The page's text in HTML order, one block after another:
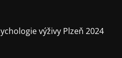
výživy Plzeň 2024